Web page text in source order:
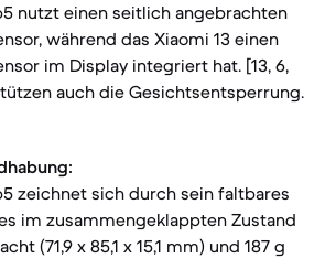
nutzt einen seitlich angebrachten
während das Xiaomi 13 einen
im Display integriert hat. [13, 6,
auch die Gesichtsentsperrung.
zeichnet sich durch sein faltbares
im zusammengeklappten Zustand
(71,9 x 85,1 x 15,1 mm) und 187 g